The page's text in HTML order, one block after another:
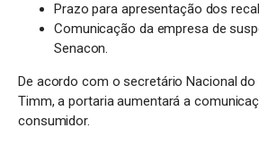
Prazo para apresentação dos
Comunicação da empresa de
Senacon.
De acordo com o secretário Nacional do
Timm, a portaria aumentará a
consumidor.